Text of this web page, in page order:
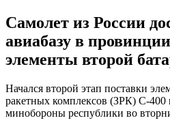
Самолет из России
авиабазу в
элементы второй
Начался второй этап поставки
ракетных комплексов (ЗРК) С-
минобороны республики во